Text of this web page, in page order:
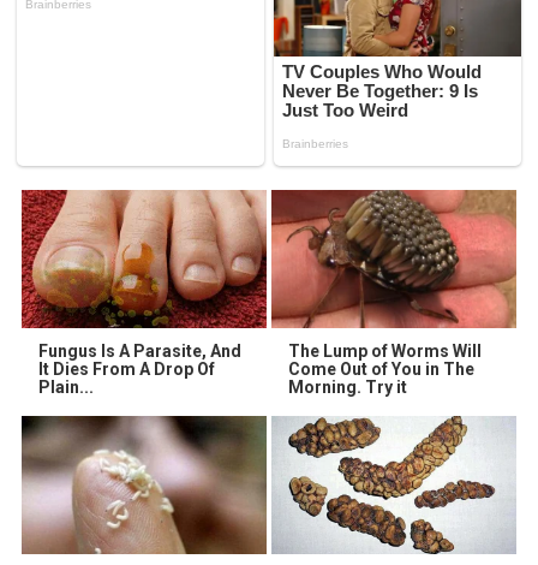
Fungus Is A Parasite, And
It Dies From A Drop Of
Plain...
The Lump of Worms Will
Come Out of You in The
Morning. Try it